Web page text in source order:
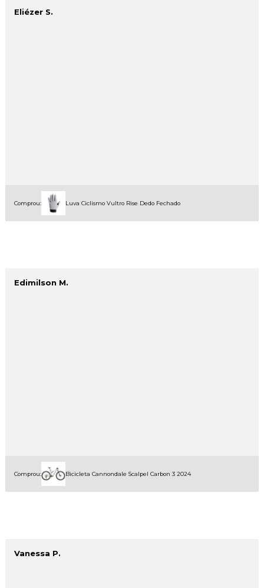
Eliézer S.
Comprou: Luva Ciclismo Vultro Rise Dedo Fechado
Edimilson M.
Comprou: Bicicleta Cannondale Scalpel Carbon 3 2024
Vanessa P.